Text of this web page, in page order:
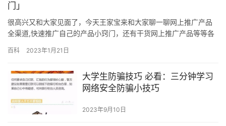
门」
很高兴又和大家见面了，今天王家宝来和大家聊一聊网上推广产品
全渠道,快速推广自己的产品小窍门，还有干货网上推广产品等等各
给你们！ 说到网络营销，大部分都很迷茫。在这篇文章中，营销圈
通过SEO优化引流推广 SEO优化就是搭建一个网站进行优化。当…
百科 2023年1月21日
大学生防骗技巧 必看：三分钟学习
网络安全防骗小技巧
2023年9月10日